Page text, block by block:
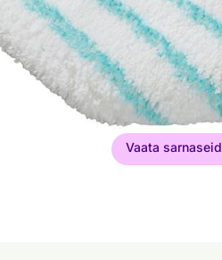
Vaata sarnaseid